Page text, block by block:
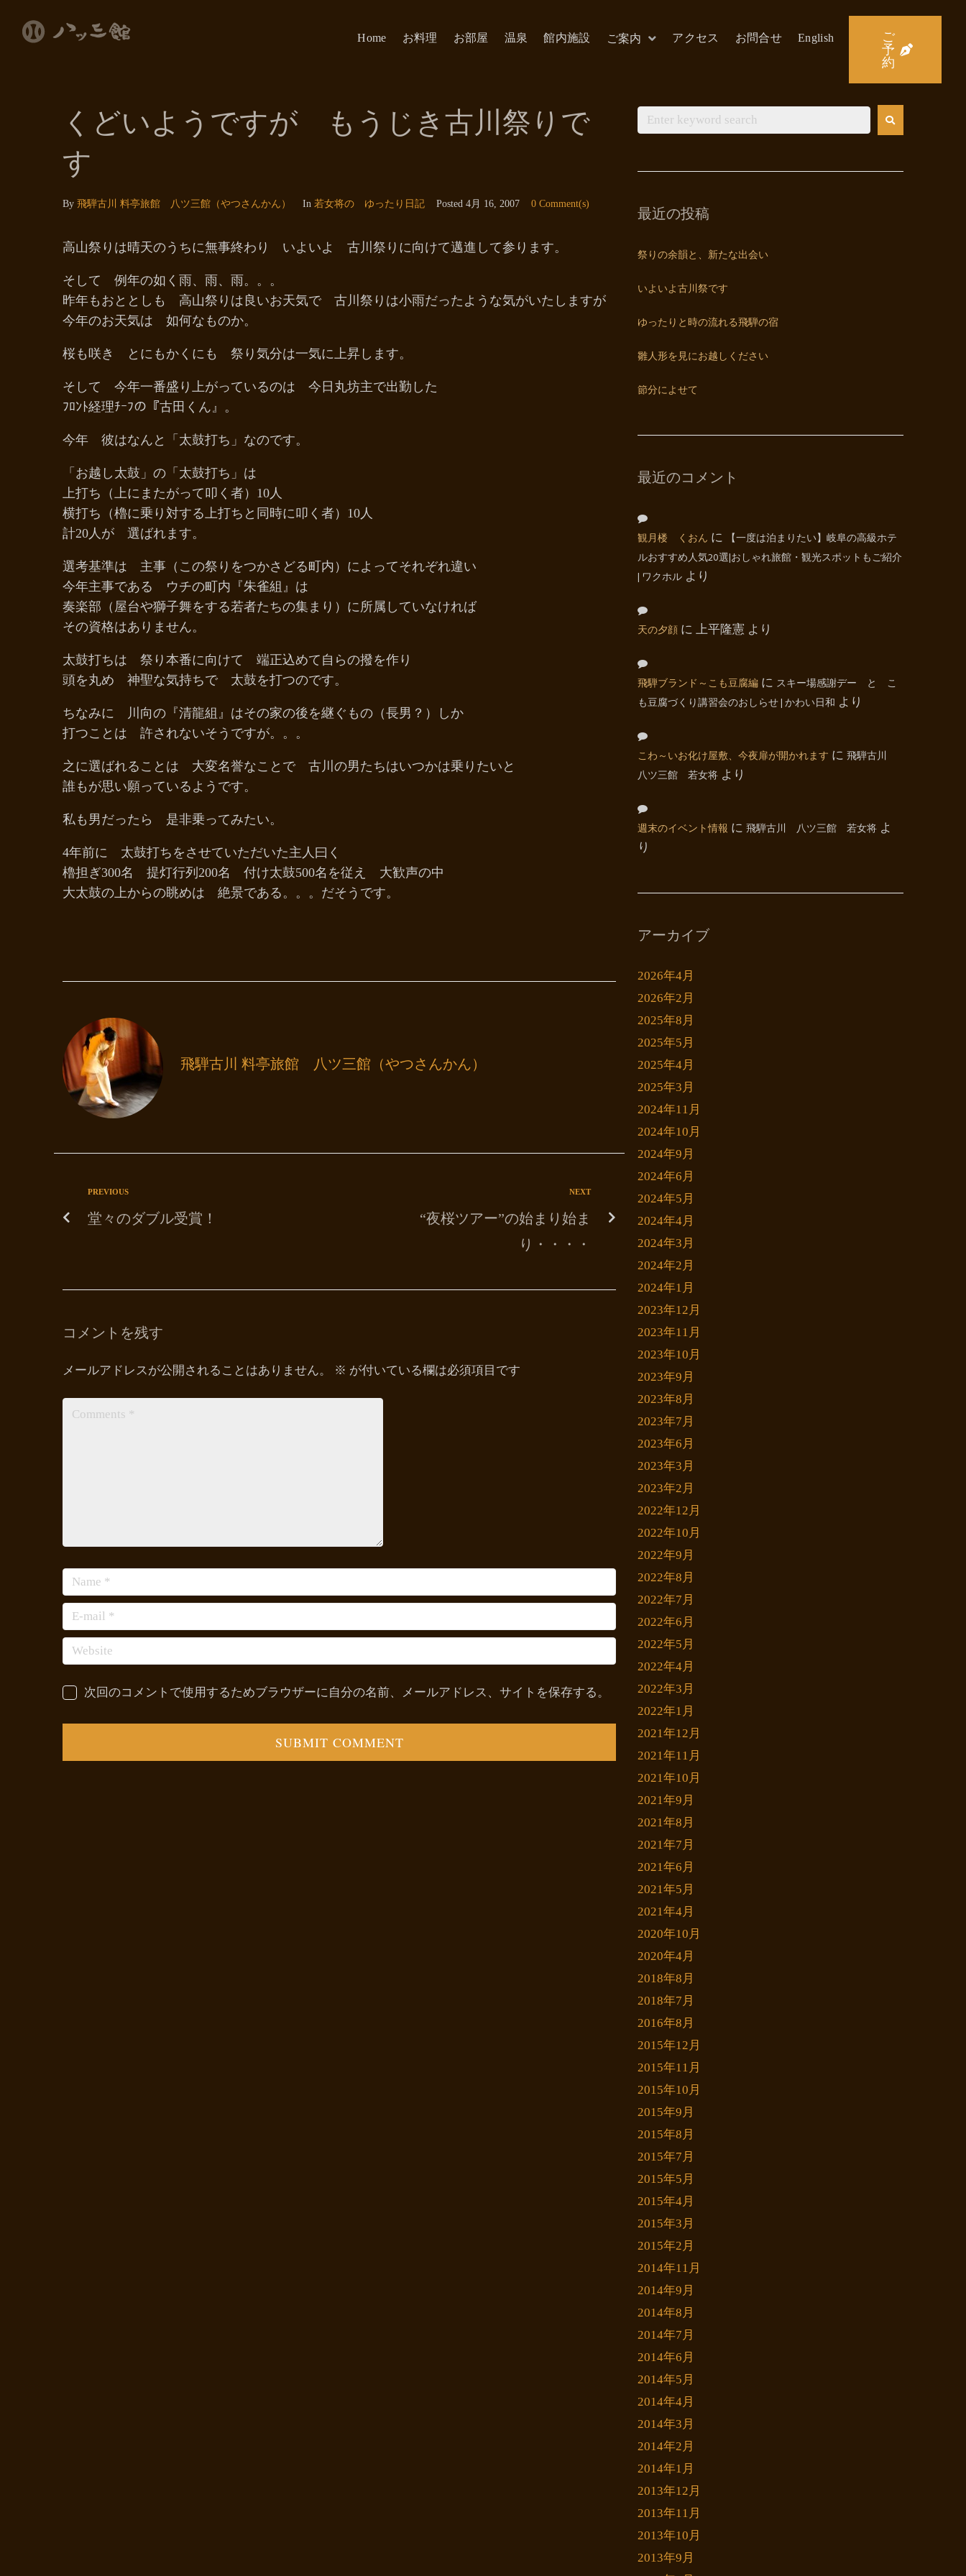
Home お料理 お部屋 温泉 館内施設 ご案内 アクセス お問合せ English
ご
予
約
くどいようですが もうじき古川祭りで
す
By 飛騨古川 料亭旅館 八ツ三館（やつさんかん） In 若女将の ゆったり日記 Posted 4月 16, 2007 0 Comment(s)
高山祭りは晴天のうちに無事終わり いよいよ 古川祭りに向けて邁進して参ります。
そして 例年の如く雨、雨、雨。。。
昨年もおととしも 高山祭りは良いお天気で 古川祭りは小雨だったような気がいたしますが
今年のお天気は 如何なものか。
桜も咲き とにもかくにも 祭り気分は一気に上昇します。
そして 今年一番盛り上がっているのは 今日丸坊主で出勤した
ﾌﾛﾝﾄ経理ﾁｰﾌの『古田くん』。
今年 彼はなんと「太鼓打ち」なのです。
「お越し太鼓」の「太鼓打ち」は
上打ち（上にまたがって叩く者）10人
横打ち（櫓に乗り対する上打ちと同時に叩く者）10人
計20人が 選ばれます。
選考基準は 主事（この祭りをつかさどる町内）によってそれぞれ違い
今年主事である ウチの町内『朱雀組』は
奏楽部（屋台や獅子舞をする若者たちの集まり）に所属していなければ
その資格はありません。
太鼓打ちは 祭り本番に向けて 端正込めて自らの撥を作り
頭を丸め 神聖な気持ちで 太鼓を打つのです。
ちなみに 川向の『清龍組』はその家の後を継ぐもの（長男？）しか
打つことは 許されないそうですが。。。
之に選ばれることは 大変名誉なことで 古川の男たちはいつかは乗りたいと
誰もが思い願っているようです。
私も男だったら 是非乗ってみたい。
4年前に 太鼓打ちをさせていただいた主人曰く
櫓担ぎ300名 提灯行列200名 付け太鼓500名を従え 大歓声の中
大太鼓の上からの眺めは 絶景である。。。だそうです。
飛騨古川 料亭旅館 八ツ三館（やつさんかん）
PREVIOUS
堂々のダブル受賞！
NEXT
“夜桜ツアー”の始まり始ま
り・・・・
コメントを残す
メールアドレスが公開されることはありません。 ※ が付いている欄は必須項目です
次回のコメントで使用するためブラウザーに自分の名前、メールアドレス、サイトを保存する。
最近の投稿
祭りの余韻と、新たな出会い
いよいよ古川祭です
ゆったりと時の流れる飛騨の宿
雛人形を見にお越しください
節分によせて
最近のコメント
観月楼 くおん に
【一度は泊まりたい】岐阜の高級ホテ
ルおすすめ人気20選|おしゃれ旅館・観光スポットもご紹介
| ワクホル より
天の夕顔 に 上平隆憲 より
飛騨ブランド～こも豆腐編 に スキー場感謝デー と こ
も豆腐づくり講習会のおしらせ | かわい日和 より
こわ～いお化け屋敷、今夜扉が開かれます に 飛騨古川
八ツ三館 若女将 より
週末のイベント情報 に 飛騨古川 八ツ三館 若女将 よ
り
アーカイブ
2026年4月
2026年2月
2025年8月
2025年5月
2025年4月
2025年3月
2024年11月
2024年10月
2024年9月
2024年6月
2024年5月
2024年4月
2024年3月
2024年2月
2024年1月
2023年12月
2023年11月
2023年10月
2023年9月
2023年8月
2023年7月
2023年6月
2023年3月
2023年2月
2022年12月
2022年10月
2022年9月
2022年8月
2022年7月
2022年6月
2022年5月
2022年4月
2022年3月
2022年1月
2021年12月
2021年11月
2021年10月
2021年9月
2021年8月
2021年7月
2021年6月
2021年5月
2021年4月
2020年10月
2020年4月
2018年8月
2018年7月
2016年8月
2015年12月
2015年11月
2015年10月
2015年9月
2015年8月
2015年7月
2015年5月
2015年4月
2015年3月
2015年2月
2014年11月
2014年9月
2014年8月
2014年7月
2014年6月
2014年5月
2014年4月
2014年3月
2014年2月
2014年1月
2013年12月
2013年11月
2013年10月
2013年9月